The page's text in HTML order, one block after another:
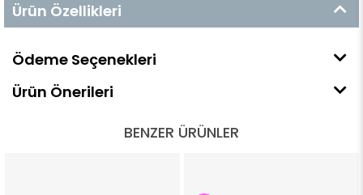
Ürün Özellikleri
Ödeme Seçenekleri
Ürün Önerileri
BENZER ÜRÜNLER